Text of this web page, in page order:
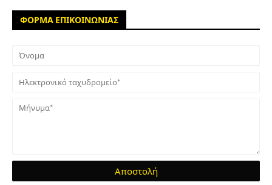
ΦΟΡΜΑ ΕΠΙΚΟΙΝΩΝΙΑΣ